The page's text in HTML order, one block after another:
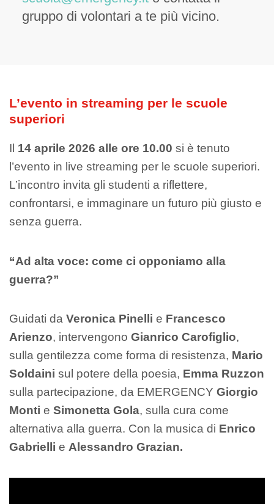
gruppo di volontari a te più vicino.
L’evento in streaming per le scuole
superiori
Il 14 aprile 2026 alle ore 10.00 si è tenuto
l’evento in live streaming per le scuole superiori.
L’incontro invita gli studenti a riflettere,
confrontarsi, e immaginare un futuro più giusto e
senza guerra.
“Ad alta voce: come ci opponiamo alla
guerra?”
Guidati da Veronica Pinelli e Francesco
Arienzo, intervengono Gianrico Carofiglio,
sulla gentilezza come forma di resistenza, Mario
Soldaini sul potere della poesia, Emma Ruzzon
sulla partecipazione, da EMERGENCY Giorgio
Monti e Simonetta Gola, sulla cura come
alternativa alla guerra. Con la musica di Enrico
Gabrielli e Alessandro Grazian.